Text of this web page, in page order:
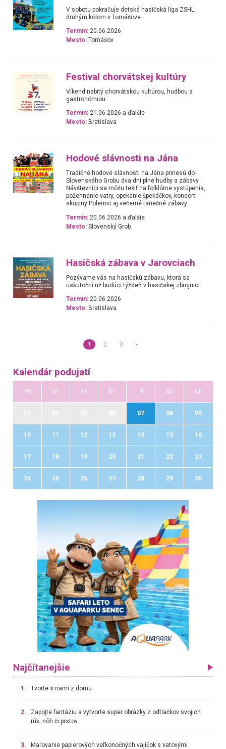
V sobotu pokračuje detská hasičská liga ZSHL
druhým kolom v Tomášove.
Termín: 20.06.2026
Mesto: Tomášov
Festival chorvátskej kultúry
Víkend nabitý chorvátskou kultúrou, hudbou a
gastronómiou.
Termín: 21.06.2026 a ďalšie
Mesto: Bratislava
Hodové slávnosti na Jána
Tradičné hodové slávnosti na Jána prinesú do
Slovenského Grobu dva dni plné hudby a zábavy.
Návštevníci sa môžu tešiť na folklórne vystúpenia,
požehnanie vatry, opekanie špekáčkov, koncert
skupiny Polemic aj večerné tanečné zábavy
Termín: 20.06.2026 a ďalšie
Mesto: Slovenský Grob
Hasičská zábava v Jarovciach
Pozývame vás na hasičskú zábavu, ktorá sa
uskutoční už budúci týždeň v hasičskej zbrojnici.
Termín: 20.06.2026
Mesto: Bratislava
1 2 3 »
Kalendár podujatí
PO UT ST ŠT PI SO NE
07 08 09
10 11 12 13 14 15 16
17 18 19 20 21 22 23
24 25 26 27 28 29 30
Najčítanejšie
1. Tvorte s nami z domu
2.
Zapojte fantáziu a vytvorte super obrázky z odtlačkov svojich
rúk, nôh či prstov
3.
Maľovanie papierových veľkonočných vajíčok s vatovými